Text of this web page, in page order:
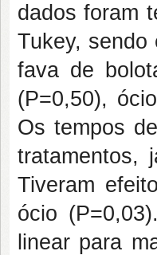
dados foram
Tukey, sendo
fava de
(P=0,50),
Os tempos
tratamentos,
Tiveram
ócio
linear para